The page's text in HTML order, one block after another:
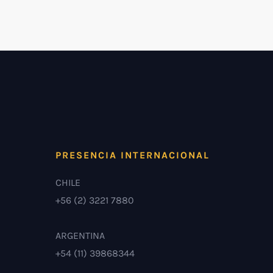
PRESENCIA INTERNACIONAL
CHILE
+56 (2) 3221 7880
ARGENTINA
+54 (11) 39868344